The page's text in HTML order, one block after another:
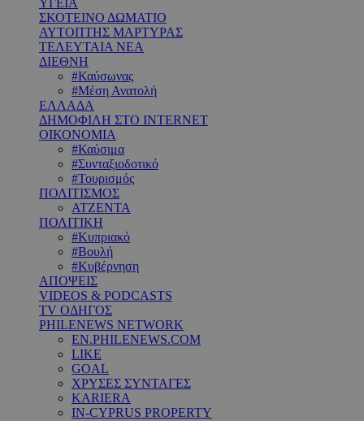
ΥΓΕΙΑ
ΣΚΟΤΕΙΝΟ ΔΩΜΑΤΙΟ
ΑΥΤΟΠΤΗΣ ΜΑΡΤΥΡΑΣ
ΤΕΛΕΥΤΑΙΑ ΝΕΑ
ΔΙΕΘΝΗ
#Καύσωνας
#Μέση Ανατολή
ΕΛΛΑΔΑ
ΔΗΜΟΦΙΛΗ ΣΤΟ INTERNET
ΟΙΚΟΝΟΜΙΑ
#Καύσιμα
#Συνταξιοδοτικό
#Τουρισμός
ΠΟΛΙΤΙΣΜΟΣ
ΑΤΖΕΝΤΑ
ΠΟΛΙΤΙΚΗ
#Κυπριακό
#Βουλή
#Κυβέρνηση
ΑΠΟΨΕΙΣ
VIDEOS & PODCASTS
TV ΟΔΗΓΟΣ
PHILENEWS NETWORK
EN.PHILENEWS.COM
LIKE
GOAL
ΧΡΥΣΕΣ ΣΥΝΤΑΓΕΣ
KARIERA
IN-CYPRUS PROPERTY